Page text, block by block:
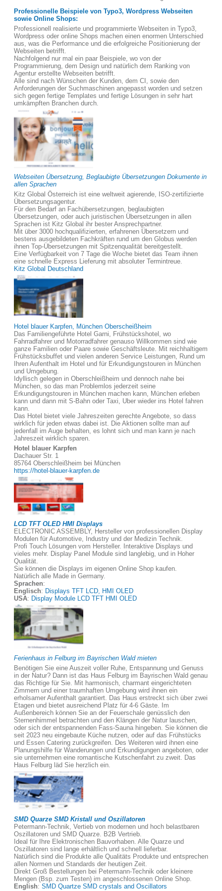
Professionelle Beispiele von Typo3, Wordpress Webseiten
sowie Online Shops:
Professionell realisierte und programmierte Webseiten in Typo3,
Wordpress oder online Shops machen einen enormen Unterschied
aus, was die Performance und die erfolgreiche Positionierung der
Webseiten betrifft.
Nachfolgend nur mal ein paar Beispiele, wo von der
Programmierung, dem Design und natürlich dem Ranking von
Agentur erstellte Webseiten betrifft.
Alle sind nach Wünschen der Kunden, dem CI, sowie den
Anforderungen der Suchmaschinen angepasst worden und setzen
sich gegen fertige Templates und fertige Lösungen in sehr hart
umkämpften Branchen durch.
Webseiten Übersetzung, Beglaubigte Übersetzungen Dokumente in
allen Sprachen
Kitz Global Österreich ist eine weltweit agierende, ISO-zertifizierte
Übersetzungsagentur.
Für den Bedarf an Fachübersetzungen, beglaubigten
Übersetzungen, oder auch juristischen Übersetzungen in allen
Sprachen ist Kitz Global ihr bester Ansprechpartner.
Mit über 3000 hochqualifizierten, erfahrenen Übersetzern und
bestens ausgebildeten Fachkräften rund um den Globus werden
ihnen Top-Übersetzungen mit Spitzenqualität bereitgestellt.
Eine Verfügbarkeit von 7 Tage die Woche bietet das Team ihnen
eine schnelle Express Lieferung mit absoluter Termintreue.
Kitz Global Deutschland
Hotel blauer Karpfen, München Oberscheißheim
Das Familiengeführte Hotel Garni, Frühstückshotel, wo
Fahrradfahrer und Motorradfahrer genauso Willkommen sind wie
ganze Familien oder Paare sowie Geschäftsleute. Mit reichhaltigem
Frühstücksbuffet und vielen anderen Service Leistungen, Rund um
Ihren Aufenthalt im Hotel und für Erkundigungstouren in München
und Umgebung.
Idyllisch gelegen in Oberschleißheim und dennoch nahe bei
München, so das man Problemlos jederzeit seine
Erkundigungstouren in München machen kann, München erleben
kann und dann mit S-Bahn oder Taxi, Uber wieder ins Hotel fahren
kann.
Das Hotel bietet viele Jahreszeiten gerechte Angebote, so dass
wirklich für jeden etwas dabei ist. Die Aktionen sollte man auf
jedenfall im Auge behalten, es lohnt sich und man kann je nach
Jahreszeit wirklich sparen.
Hotel blauer Karpfen
Dachauer Str. 1
85764 Oberschleißheim bei München
https://hotel-blauer-karpfen.de
LCD TFT OLED HMI Displays
ELECTRONIC ASSEMBLY, Hersteller von professionellen Display
Modulen für Automotive, Industry und der Medizin Technik.
Profi Touch Lösungen vom Hersteller. Interaktive Displays und
vieles mehr. Display Panel Module sind langlebig, und in Hoher
Qualität.
Sie können die Displays im eigenen Online Shop kaufen.
Natürlich alle Made in Germany.
Sprachen:
Englisch: Displays TFT LCD, HMI OLED
USA: Display Module LCD TFT HMI OLED
Ferienhaus in Felburg im Bayrischen Wald mieten
Benötigen Sie eine Auszeit voller Ruhe, Entspannung und Genuss
in der Natur? Dann ist das Haus Felburg im Bayrischen Wald genau
das Richtige für Sie. Mit harmonisch, charmant eingerichteten
Zimmern und einer traumhaften Umgebung wird ihnen ein
erholsamer Aufenthalt garantiert. Das Haus erstreckt sich über zwei
Etagen und bietet ausreichend Platz für 4-6 Gäste. Im
Außenbereich können Sie an der Feuerschale genüsslich den
Sternenhimmel betrachten und den Klängen der Natur lauschen,
oder sich der entspannenden Fass-Sauna hingeben. Sie können die
seit 2023 neu eingebaute Küche nutzen, oder auf das Frühstücks
und Essen Catering zurückgreifen. Des Weiteren wird ihnen eine
Planungshilfe für Wanderungen und Erkundigungen angeboten, oder
sie unternehmen eine romantische Kutschenfahrt zu zweit. Das
Haus Felburg läd Sie herzlich ein.
SMD Quarze SMD Kristall und Oszillatoren
Petermann-Technik, Vertieb von modernen und hoch belastbaren
Oszillatoren und SMD Quarze. B2B Vertrieb.
Ideal für Ihre Elektronischen Bauvorhaben. Alle Quarze und
Oszillatoren sind lange erhältlich und schnell lieferbar.
Natürlich sind die Produkte alle Qualitäts Produkte und entsprechen
allen Normen und Standards der heutigen Zeit.
Direkt Groß Bestellungen bei Petermann-Technik oder kleinere
Mengen (Bsp. zum Testen) im angeschlossenen Online Shop.
English: SMD Quartze SMD crystals and Oscillators